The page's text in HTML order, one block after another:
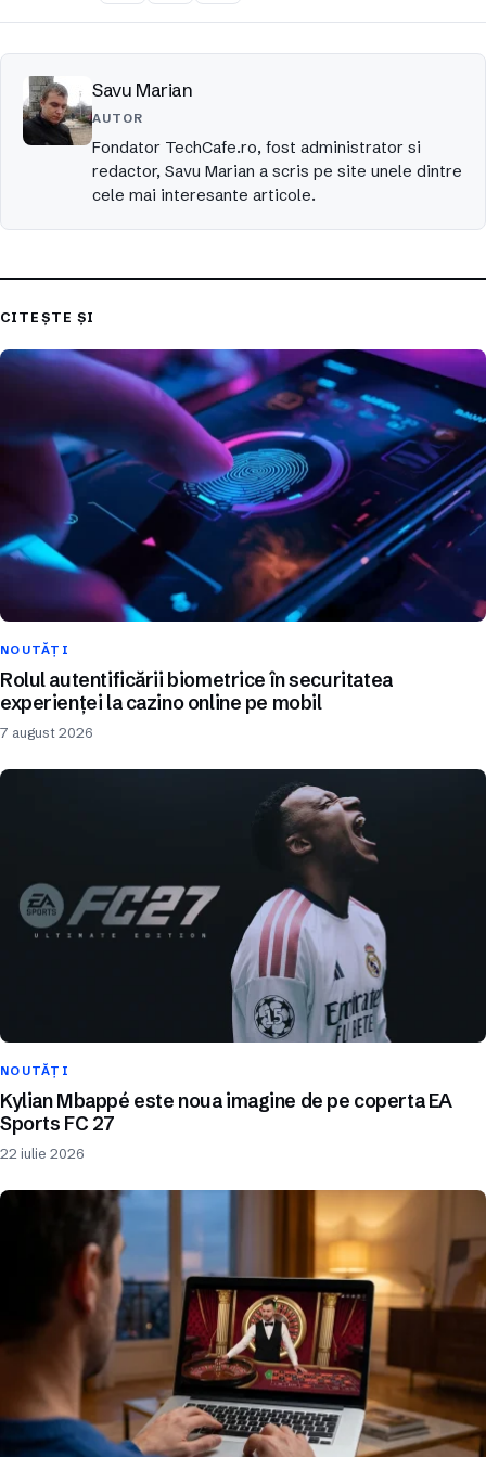
Savu Marian
AUTOR
Fondator TechCafe.ro, fost administrator si
redactor, Savu Marian a scris pe site unele dintre
cele mai interesante articole.
CITEȘTE ȘI
NOUTĂȚI
Rolul autentificării biometrice în securitatea
experienței la cazino online pe mobil
7 august 2026
NOUTĂȚI
Kylian Mbappé este noua imagine de pe coperta EA
Sports FC 27
22 iulie 2026